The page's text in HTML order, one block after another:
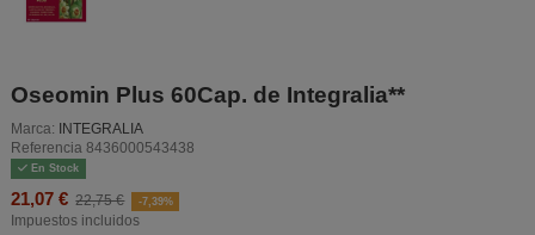
Oseomin Plus 60Cap. de Integralia**
Marca:
INTEGRALIA
Referencia 8436000543438
En Stock
21,07 € 22,75 € -7,39%
Impuestos incluidos